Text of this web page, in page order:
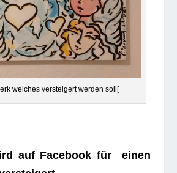
wel­ches ver­stei­gert wer­den soll[
auf Face­book für einen